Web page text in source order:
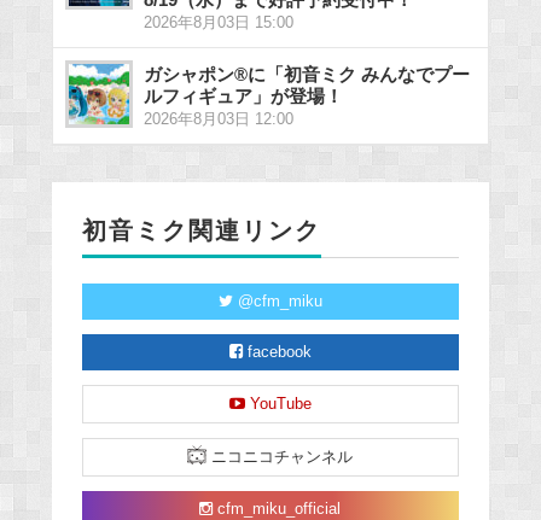
2026年8月03日 15:00
ガシャポン®に「初音ミク みんなでプー
ルフィギュア」が登場！
2026年8月03日 12:00
初音ミク関連リンク
@cfm_miku
facebook
YouTube
ニコニコチャンネル
cfm_miku_official